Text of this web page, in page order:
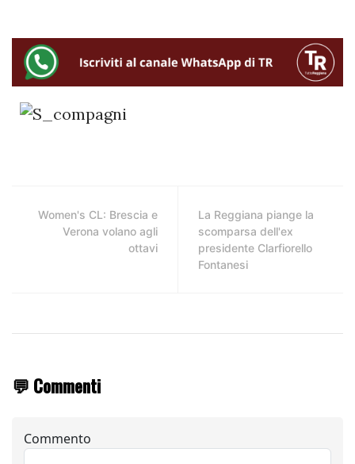
Women's CL: Brescia e
Verona volano agli
ottavi
La Reggiana piange la
scomparsa dell'ex
presidente Clarfiorello
Fontanesi
💬 Commenti